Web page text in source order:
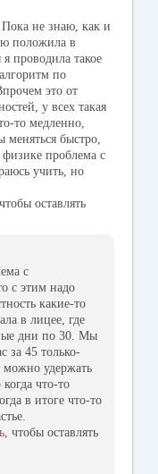
не знаю, как и
положила в
проводила такое
по
это от
у всех такая
то медленно,
быстро,
проблема с
учить, но
чтобы оставлять
с
с этим надо
какие-то
в лицее, где
дни по 30. Мы
за 45 только-
удержать
что-то
в итоге что-то
, чтобы оставлять